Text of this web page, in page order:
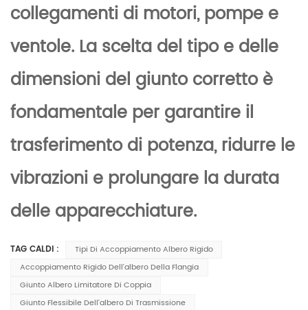
collegamenti di motori, pompe e
ventole. La scelta del tipo e delle
dimensioni del giunto corretto è
fondamentale per garantire il
trasferimento di potenza, ridurre le
vibrazioni e prolungare la durata
delle apparecchiature.
TAG CALDI :
Tipi Di Accoppiamento Albero Rigido
Accoppiamento Rigido Dell'albero Della Flangia
Giunto Albero Limitatore Di Coppia
Giunto Flessibile Dell'albero Di Trasmissione